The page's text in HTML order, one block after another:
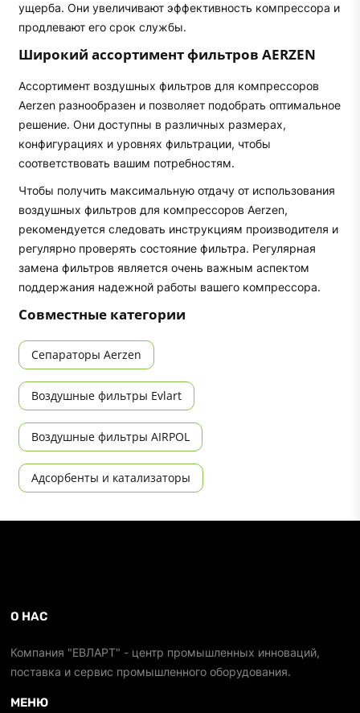
ущерба. Они увеличивают эффективность компрессора и
продлевают его срок службы.
Широкий ассортимент фильтров AERZEN
Ассортимент воздушных фильтров для компрессоров
Aerzen разнообразен и позволяет подобрать оптимальное
решение. Они доступны в различных размерах,
конфигурациях и уровнях фильтрации, чтобы
соответствовать вашим потребностям.
Чтобы получить максимальную отдачу от использования
воздушных фильтров для компрессоров Aerzen,
рекомендуется следовать инструкциям производителя и
регулярно проверять состояние фильтра. Регулярная
замена фильтров является очень важным аспектом
поддержания надежной работы вашего компрессора.
Совместные категории
Сепараторы Aerzen
Воздушные фильтры Evlart
Воздушные фильтры AIRPOL
Адсорбенты и катализаторы
О НАС
Компания "ЕВЛАРТ" - центр промышленных инноваций,
поставка и сервис промышленного оборудования.
МЕНЮ